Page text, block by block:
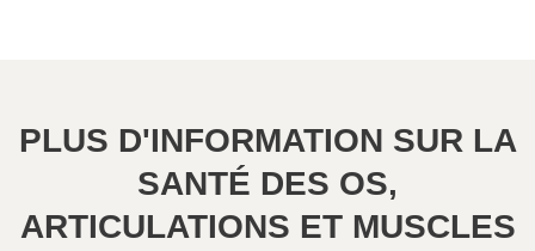
PLUS D'INFORMATION SUR LA
SANTÉ DES OS,
ARTICULATIONS ET MUSCLES